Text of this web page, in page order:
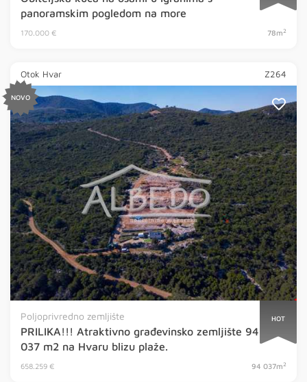
panoramskim pogledom na more
170.000 € 78m 2
Otok Hvar Z264
HOT
NOVO
Poljoprivredno zemljište
PRILIKA!!! Atraktivno građevinsko zemljište 94
037 m2 na Hvaru blizu plaže.
658.259 € 94 037m 2